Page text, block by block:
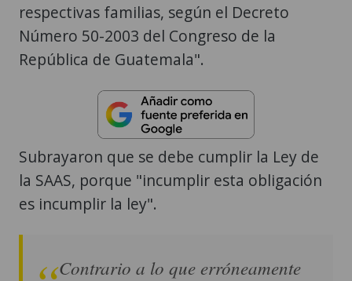
respectivas familias, según el Decreto
Número 50-2003 del Congreso de la
República de Guatemala".
Subrayaron que se debe cumplir la Ley de
la SAAS, porque "incumplir esta obligación
es incumplir la ley".
Contrario a lo que erróneamente